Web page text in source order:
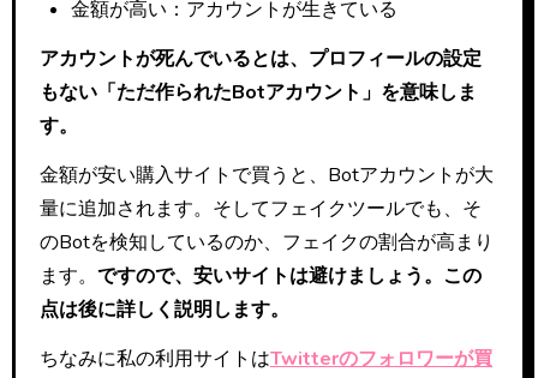
金額が高い：アカウントが生きている
アカウントが死んでいるとは、プロフィールの設定
もない「ただ作られたBotアカウント」を意味しま
す。
金額が安い購入サイトで買うと、Botアカウントが大
量に追加されます。そしてフェイクツールでも、そ
のBotを検知しているのか、フェイクの割合が高まり
ます。 ですので、安いサイトは避けましょう。この
点は後に詳しく説明します。
ちなみに私の利用サイトはTwitterのフォロワーが買